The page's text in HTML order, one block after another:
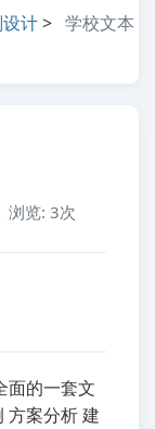
计> 学校文本
浏览: 3次
面的一套文
方案分析 建